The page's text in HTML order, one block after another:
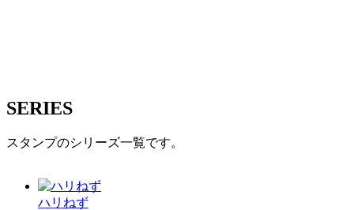
SERIES
スタンプのシリーズ一覧です。
ハリねず